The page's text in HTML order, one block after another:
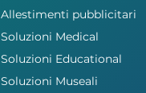
Allestimenti pubblicitari
Soluzioni Medical
Soluzioni Educational
Soluzioni Museali